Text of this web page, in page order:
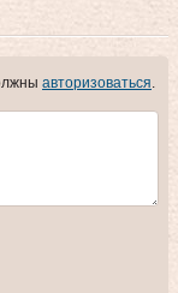
авторизоваться.